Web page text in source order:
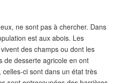
ne sont pas à chercher. Dans
est aux abois. Les
des champs ou dont les
de desserte agricole en ont
celles-ci sont dans un état très